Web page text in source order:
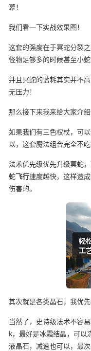
幕！
我们看一下实战效果图！
这套的强度在于冥蛇分裂
怪物足够多的时候甚至小蛇
并且冥蛇的蓝耗其实并不
无压力！
那么接下来我来给大家介绍
如果我们有三色权杖，可
以，这套魔法组合完全不吃
法术优先级优先升级冥蛇
蛇飞行速度越快，这样造
伤害的。
其次就是各类晶石，我优
当然了，史诗级法术不容
k，最好是冰霜结晶，可以
液晶石，减速也可以，最次